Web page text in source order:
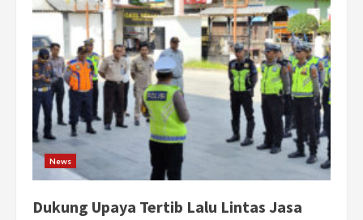
News
Dukung Upaya Tertib Lalu Lintas Jasa